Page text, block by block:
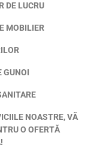
DE LUCRU
MOBILIER
GUNOI
NOASTRE, VĂ
O OFERTĂ